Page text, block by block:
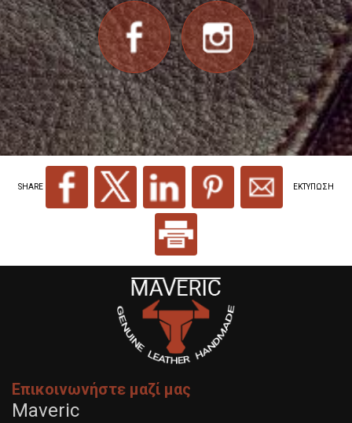
SHARE ΕΚΤΥΠΩΣΗ
Επικοινωνήστε μαζί μας
Maveric